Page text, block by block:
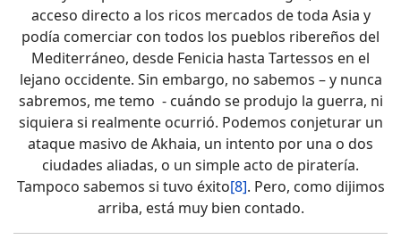
acceso directo a los ricos mercados de toda Asia y
podía comerciar con todos los pueblos ribereños del
Mediterráneo, desde Fenicia hasta Tartessos en el
lejano occidente. Sin embargo, no sabemos – y nunca
sabremos, me temo - cuándo se produjo la guerra, ni
siquiera si realmente ocurrió. Podemos conjeturar un
ataque masivo de Akhaia, un intento por una o dos
ciudades aliadas, o un simple acto de piratería.
Tampoco sabemos si tuvo éxito[8]. Pero, como dijimos
arriba, está muy bien contado.